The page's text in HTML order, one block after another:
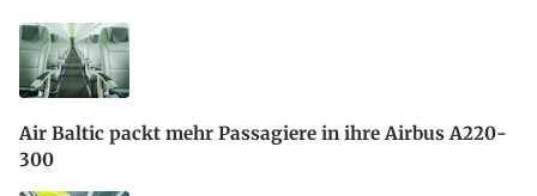
Air Baltic packt mehr Passagiere in ihre Airbus A220-
300